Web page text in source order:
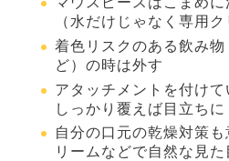
（水だけじゃなく専用
着色リスクのある飲み
ど）の時は外す
アタッチメントを付け
しっかり覆えば目立ちに
自分の口元の乾燥対策
リームなどで自然な見た